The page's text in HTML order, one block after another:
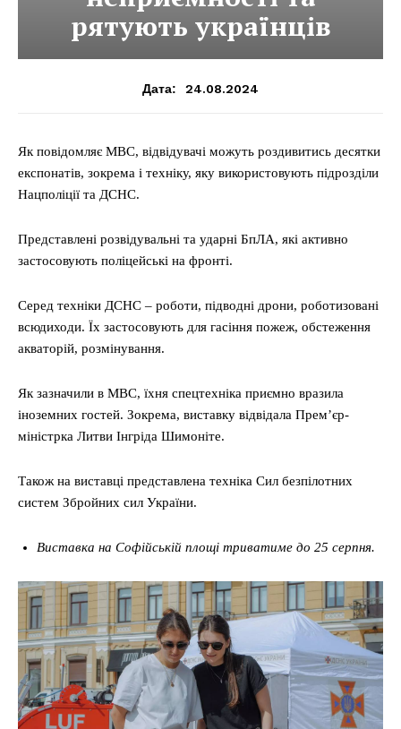
рятують українців
Дата: 24.08.2024
Як повідомляє МВС, відвідувачі можуть роздивитись десятки
експонатів, зокрема і техніку, яку використовують підрозділи
Нацполіції та ДСНС.
Представлені розвідувальні та ударні БпЛА, які активно
застосовують поліцейські на фронті.
Серед техніки ДСНС – роботи, підводні дрони, роботизовані
всюдиходи. Їх застосовують для гасіння пожеж, обстеження
акваторій, розмінування.
Як зазначили в МВС, їхня спецтехніка приємно вразила
іноземних гостей. Зокрема, виставку відвідала Прем’єр-
міністрка Литви Інгріда Шимоніте.
Також на виставці представлена техніка Сил безпілотних
систем Збройних сил України.
Виставка на Софійській площі триватиме до 25 серпня.